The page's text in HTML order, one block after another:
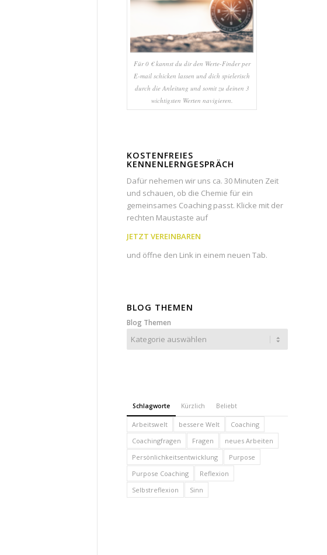
Für 0 € kannst du dir den Werte-Finder per
E-mail schicken lassen und dich spielerisch
durch die Anleitung und somit zu deinen 3
wichtigsten Werten navigieren.
KOSTENFREIES
KENNENLERNGESPRÄCH
Dafür nehemen wir uns ca. 30 Minuten Zeit
und schauen, ob die Chemie für ein
gemeinsames Coaching passt. Klicke mit der
rechten Maustaste auf
JETZT VEREINBAREN
und öffne den Link in einem neuen Tab.
BLOG THEMEN
Blog Themen
Schlagworte Kürzlich Beliebt
Arbeitswelt bessere Welt
Coaching
Coachingfragen
Fragen
neues Arbeiten
Persönlichkeitsentwicklung
Purpose
Purpose Coaching
Reflexion
Selbstreflexion
Sinn